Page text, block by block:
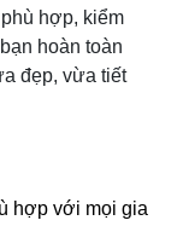
hợp, kiểm
hoàn toàn
đẹp, vừa tiết